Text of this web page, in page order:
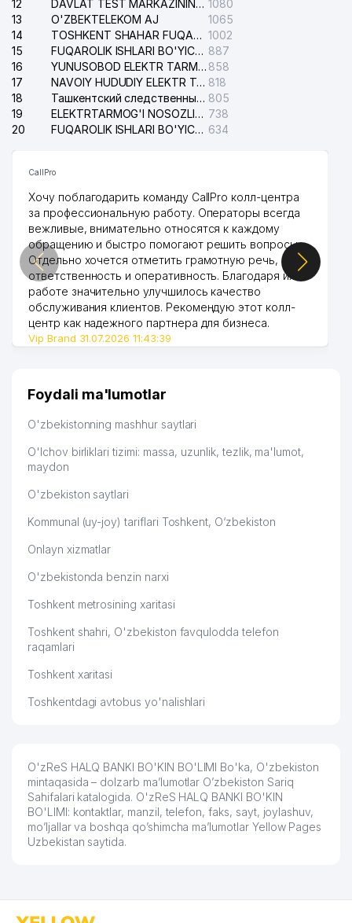
12
DAVLAT TEST MARKAZINING ISHONCH TELEFONLARI 1080
13
O'ZBEKTELEKOM AJ
1065
14
TOSHKENT SHAHAR FUQAROLIK ISHLARI BO'YICHA SUDI 1002
15
FUQAROLIK ISHLARI BO'YICHA YAKKASAROY TUMANLARARO SUDI 887
16
YUNUSOBOD ELEKTR TARMOG'I NOSOZLIKLARI XIZMATI 858
17
NAVOIY HUDUDIY ELEKTR TARMOQLARI KORXONASI AJ 818
18
Ташкентский следственный изолятор 805
19
ELEKTRTARMOG'I NOSOZLIKLARINI TO'ZATISH SERGELI XIZMATI 738
20
FUQAROLIK ISHLARI BO'YICHA UCH-TEPA TUMANI SUDI 634
CallPro
Хочу поблагодарить команду CallPro колл-центра
за профессиональную работу. Операторы всегда
вежливые, внимательно относятся к каждому
обращению и быстро помогают решить вопросы.
Отдельно хочется отметить грамотную речь,
ответственность и оперативность. Благодаря их
работе значительно улучшилось качество
обслуживания клиентов. Рекомендую этот колл-
центр как надежного партнера для бизнеса.
Vip Brand 31.07.2026 11:43:39
Foydali ma'lumotlar
O'zbekistonning mashhur saytlari
O'lchov birliklari tizimi: massa, uzunlik, tezlik, ma'lumot,
maydon
O'zbekiston saytlari
Kommunal (uy-joy) tariflari Toshkent, O‘zbekiston
Onlayn xizmatlar
O'zbekistonda benzin narxi
Toshkent metrosining xaritasi
Toshkent shahri, O'zbekiston favqulodda telefon
raqamlari
Toshkent xaritasi
Toshkentdagi avtobus yo'nalishlari
O'zReS HALQ BANKI BO'KIN BO'LIMI Bo'ka, O'zbekiston
mintaqasida – dolzarb ma’lumotlar O’zbekiston Sariq
Sahifalari katalogida. O'zReS HALQ BANKI BO'KIN
BO'LIMI: kontaktlar, manzil, telefon, faks, sayt, joylashuv,
mo’ljallar va boshqa qo’shimcha ma’lumotlar Yellow Pages
Uzbekistan saytida.